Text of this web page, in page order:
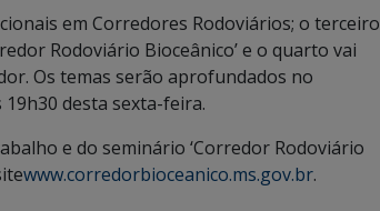
em Corredores Rodoviários; o terceiro
Rodoviário Bioceânico’ e o quarto vai
Os temas serão aprofundados no
desta sexta-feira.
e do seminário ‘Corredor Rodoviário
www.corredorbioceanico.ms.gov.br.